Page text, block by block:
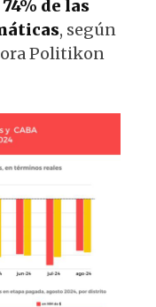
de las
, según
Politikon